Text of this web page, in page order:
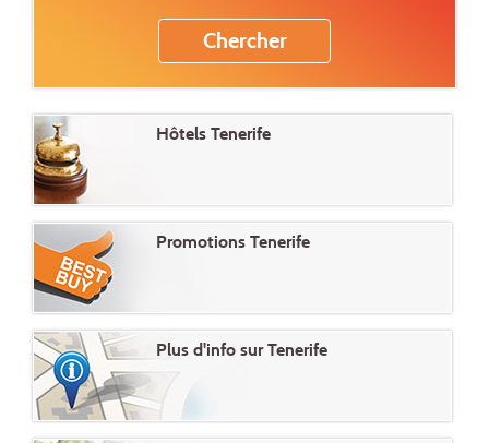
Hôtels Tenerife
Promotions Tenerife
Plus d'info sur Tenerife